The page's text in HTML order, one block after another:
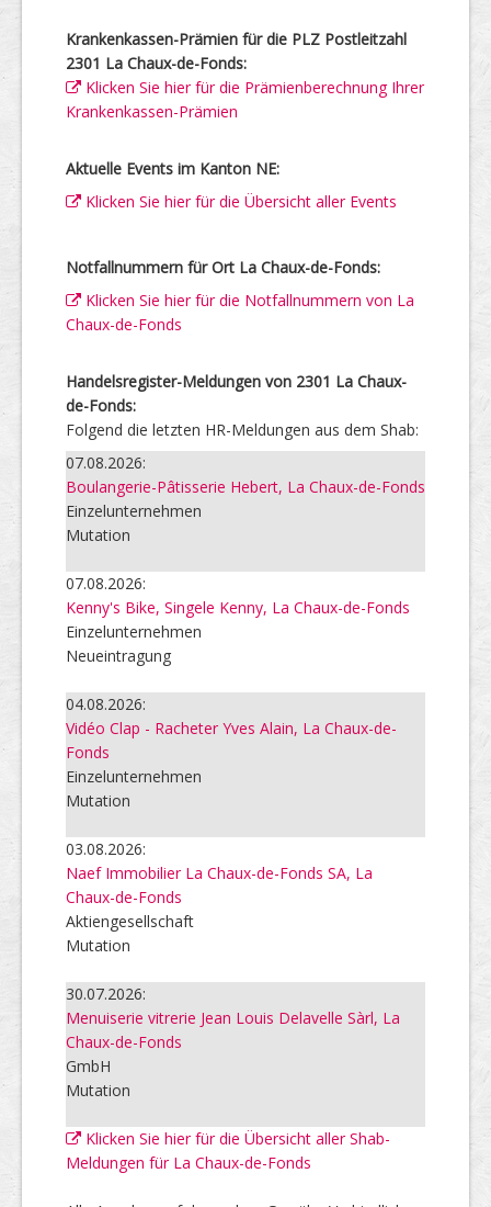
Krankenkassen-Prämien für die PLZ Postleitzahl
2301 La Chaux-de-Fonds:
Klicken Sie hier für die Prämienberechnung Ihrer
Krankenkassen-Prämien
Aktuelle Events im Kanton NE:
Klicken Sie hier für die Übersicht aller Events
Notfallnummern für Ort La Chaux-de-Fonds:
Klicken Sie hier für die Notfallnummern von La
Chaux-de-Fonds
Handelsregister-Meldungen von 2301 La Chaux-
de-Fonds:
Folgend die letzten HR-Meldungen aus dem Shab:
07.08.2026:
Boulangerie-Pâtisserie Hebert, La Chaux-de-Fonds
Einzelunternehmen
Mutation
07.08.2026:
Kenny's Bike, Singele Kenny, La Chaux-de-Fonds
Einzelunternehmen
Neueintragung
04.08.2026:
Vidéo Clap - Racheter Yves Alain, La Chaux-de-
Fonds
Einzelunternehmen
Mutation
03.08.2026:
Naef Immobilier La Chaux-de-Fonds SA, La
Chaux-de-Fonds
Aktiengesellschaft
Mutation
30.07.2026:
Menuiserie vitrerie Jean Louis Delavelle Sàrl, La
Chaux-de-Fonds
GmbH
Mutation
Klicken Sie hier für die Übersicht aller Shab-
Meldungen für La Chaux-de-Fonds